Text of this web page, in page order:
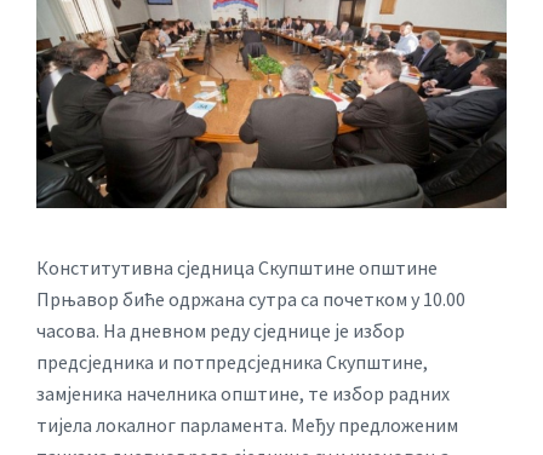
Конститутивна сједница Скупштине општине
Прњавор биће одржана сутра са почетком у 10.00
часова. На дневном реду сједнице је избор
предсједника и потпредсједника Скупштине,
замјеника начелника општине, те избор радних
тијела локалног парламента. Међу предложеним